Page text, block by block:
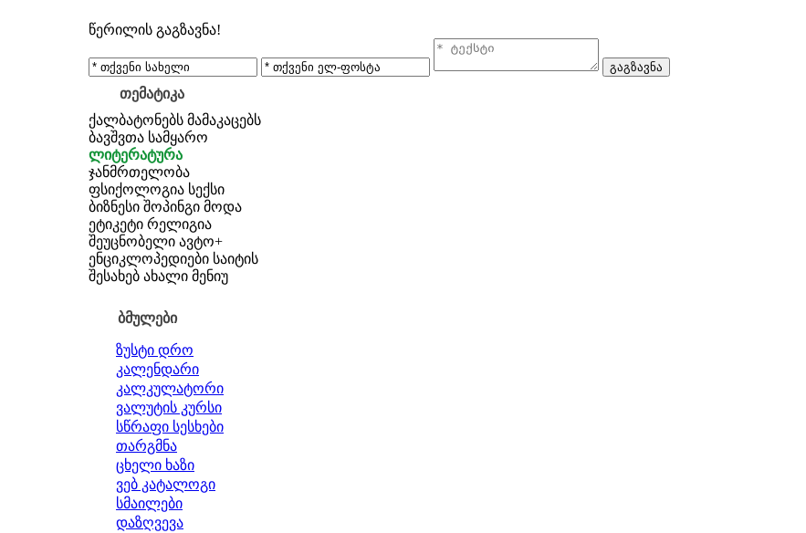
წერილის გაგზავნა!
თემატიკა
ქალბატონებს მამაკაცებს
ბავშვთა სამყარო
ლიტერატურა
ჯანმრთელობა
ფსიქოლოგია სექსი
ბიზნესი შოპინგი მოდა
ეტიკეტი რელიგია
შეუცნობელი ავტო+
ენციკლოპედიები საიტის
შესახებ ახალი მენიუ
ბმულები
ზუსტი დრო
კალენდარი
კალკულატორი
ვალუტის კურსი
სწრაფი სესხები
თარგმნა
ცხელი ხაზი
ვებ კატალოგი
სმაილები
დაზღვევა